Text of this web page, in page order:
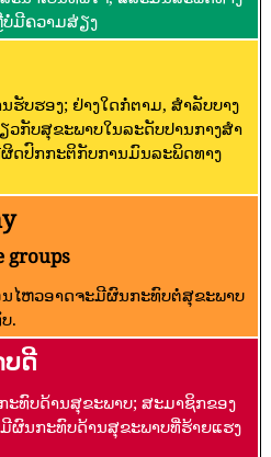
ມີຄວາມສ່ຽງ
ຮັບຮອງ; ຢ່າງໃດກໍ່ຕາມ, ສໍາລັບບາງ
ກັບສຸຂະພາບໃນລະດັບປານກາງສໍາ
ດປົກກະຕິກັບການມົນລະພິດທາງ
groups
ໄຫວອາດຈະມີຜົນກະທົບຕໍ່ສຸຂະພາບ
.
ດີ
ທົບດ້ານສຸຂະພາບ; ສະມາຊິກຂອງ
ຜົນກະທົບດ້ານສຸຂະພາບທີ່ຮ້າຍແຮງ